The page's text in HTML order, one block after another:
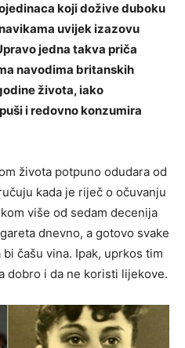
koji dožive duboku
uvijek izazovu
jedna takva priča
navodima britanskih
života, iako
i redovno konzumira
života potpuno odudara od
kada je riječ o očuvanju
više od sedam decenija
dnevno, a gotovo svake
čašu vina. Ipak, uprkos tim
dobro i da ne koristi lijekove.